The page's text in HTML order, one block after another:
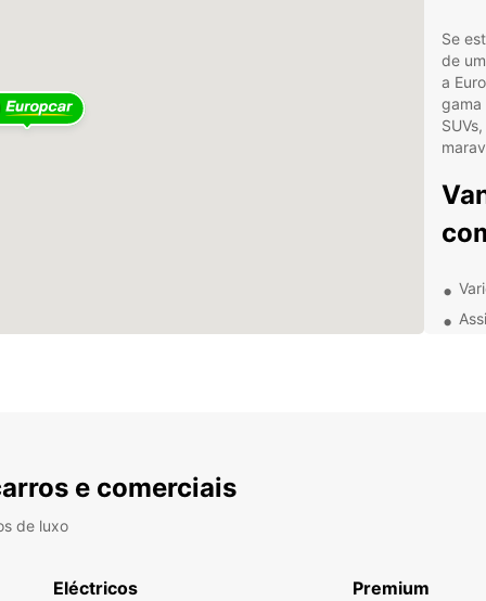
Se
de
a
gama
e comerciais
de luxo
Eléctricos Premium